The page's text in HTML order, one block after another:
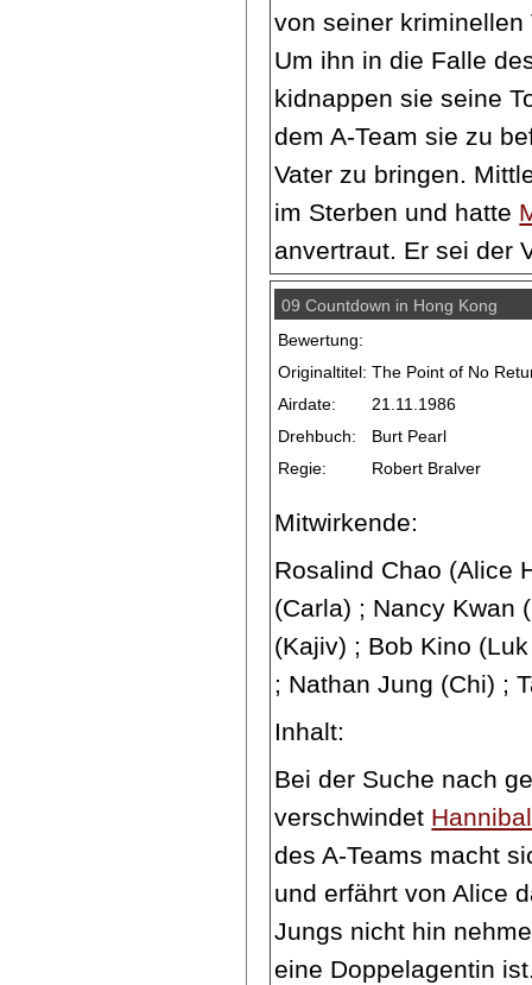
von seiner
Um ihn in die Falle
kidnappen sie seine
dem A-Team sie zu
Vater zu bringen.
im Sterben und hatte
anvertraut. Er sei der
09 Countdown in Hong Kong
Bewertung:
Originaltitel: The Point of No
Airdate:
21.11.1986
Drehbuch:
Burt Pearl
Regie:
Robert Bralver
Mitwirkende:
Rosalind Chao (Alice
(Carla) ; Nancy Kwan
(Kajiv) ; Bob Kino
; Nathan Jung (Chi) ;
Inhalt:
Bei der Suche nach
verschwindet Hannibal
des A-Teams macht
und erfährt von Alice
Jungs nicht hin
eine Doppelagentin